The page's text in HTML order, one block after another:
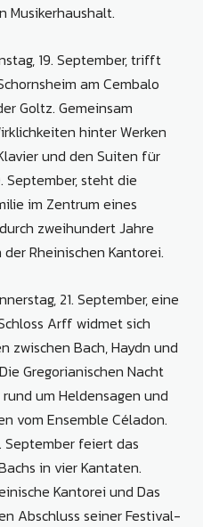
Musikerhaushalt.
19. September, trifft
am Cembalo
Goltz. Gemeinsam
hinter Werken
und den Suiten für
September, steht die
im Zentrum eines
zweihundert Jahre
Rheinischen Kantorei.
21. September, eine
Arff widmet sich
zwischen Bach, Haydn und
Gregorianischen Nacht
um Heldensagen und
vom Ensemble Céladon.
September feiert das
in vier Kantaten.
Kantorei und Das
Abschluss seiner Festival-